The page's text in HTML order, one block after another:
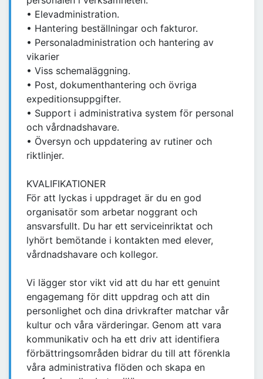
• Elevadministration.
• Hantering beställningar och fakturor.
• Personaladministration och hantering av
vikarier
• Viss schemaläggning.
• Post, dokumenthantering och övriga
expeditionsuppgifter.
• Support i administrativa system för personal
och vårdnadshavare.
• Översyn och uppdatering av rutiner och
riktlinjer.
KVALIFIKATIONER
För att lyckas i uppdraget är du en god
organisatör som arbetar noggrant och
ansvarsfullt. Du har ett serviceinriktat och
lyhört bemötande i kontakten med elever,
vårdnadshavare och kollegor.
Vi lägger stor vikt vid att du har ett genuint
engagemang för ditt uppdrag och att din
personlighet och dina drivkrafter matchar vår
kultur och våra värderingar. Genom att vara
kommunikativ och ha ett driv att identifiera
förbättringsområden bidrar du till att förenkla
våra administrativa flöden och skapa en